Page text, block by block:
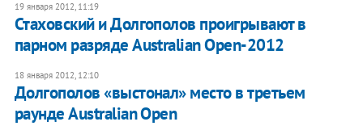
19 января 2012, 11:19
Стаховский и Долгополов проигрывают в
парном разряде Australian Open-2012
18 января 2012, 12:10
​Долгополов «выстонал» место в третьем
раунде Australian Open